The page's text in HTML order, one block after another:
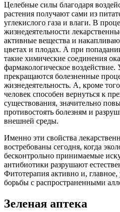
Целебные силы благодаря
растения получают сами из
углекислого газа и влаги. В
жизнедеятельности
активные вещества и
цветах и плодах. А при
такие химические соединения
фармакологическое
прекращаются болезненные
жизнедеятельность. А, кроме
человек способен вернуться к
существования, значительно
противостоять болезням и
внешней среды.
Именно эти свойства
востребованы сегодня, когда
бесконтрольно принимаемые
антибиотики разрушают
Фитотерапия активно и,
борьбы с распространенными
Зеленая аптека